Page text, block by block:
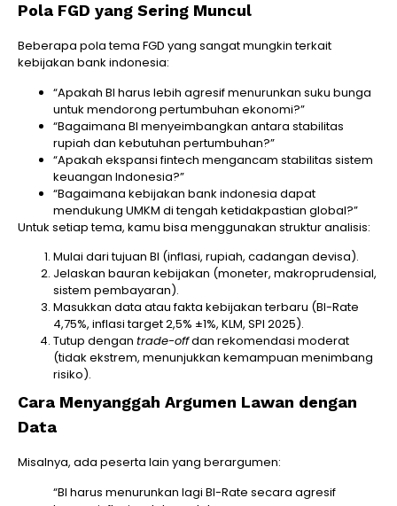
Pola FGD yang Sering Muncul
Beberapa pola tema FGD yang sangat mungkin terkait
kebijakan bank indonesia:
“Apakah BI harus lebih agresif menurunkan suku bunga
untuk mendorong pertumbuhan ekonomi?”
“Bagaimana BI menyeimbangkan antara stabilitas
rupiah dan kebutuhan pertumbuhan?”
“Apakah ekspansi fintech mengancam stabilitas sistem
keuangan Indonesia?”
“Bagaimana kebijakan bank indonesia dapat
mendukung UMKM di tengah ketidakpastian global?”
Untuk setiap tema, kamu bisa menggunakan struktur analisis:
Mulai dari tujuan BI (inflasi, rupiah, cadangan devisa).
Jelaskan bauran kebijakan (moneter, makroprudensial,
sistem pembayaran).
Masukkan data atau fakta kebijakan terbaru (BI-Rate
4,75%, inflasi target 2,5% ±1%, KLM, SPI 2025).
Tutup dengan trade-offdan rekomendasi moderat
(tidak ekstrem, menunjukkan kemampuan menimbang
risiko).
Cara Menyanggah Argumen Lawan dengan
Data
Misalnya, ada peserta lain yang berargumen:
“BI harus menurunkan lagi BI-Rate secara agresif